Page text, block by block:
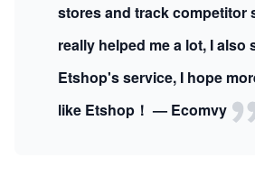
stores and track competitor
really helped me a lot, I also
Etshop's service, I hope
like Etshop！ — Ecomvy